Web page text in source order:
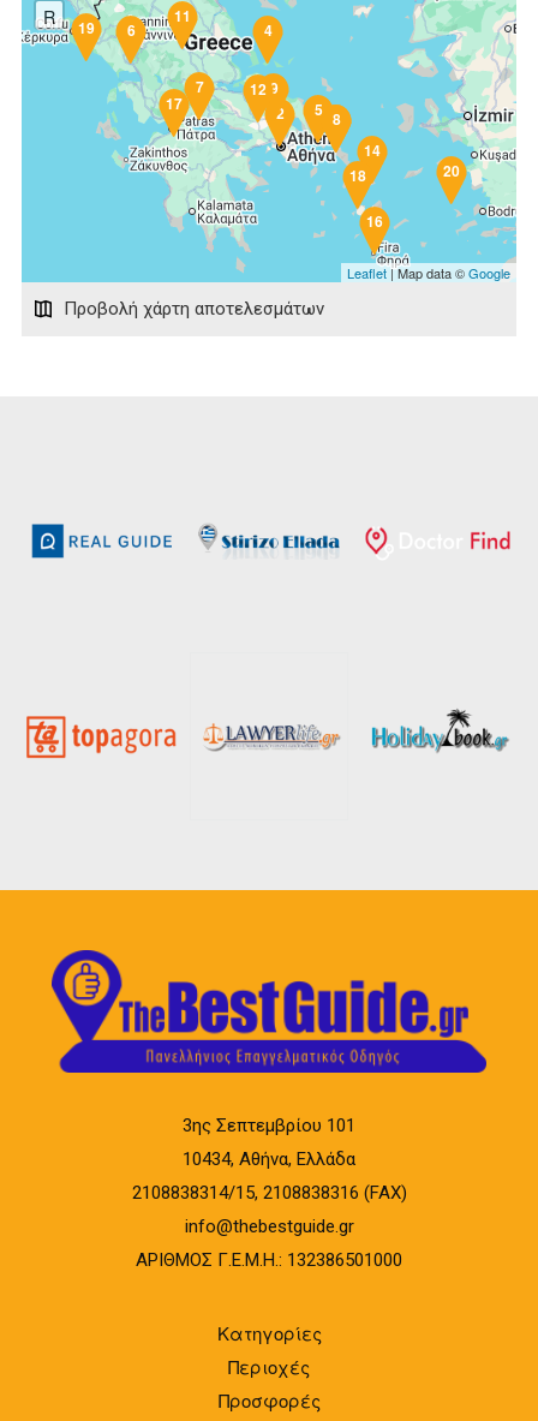
1
2
4
5
6
7
8
9
11
12
14
16
17
18
19
20
R
Leaflet| Map data ©Google
Προβολή χάρτη αποτελεσμάτων
3ης Σεπτεμβρίου 101
10434, Αθήνα, Ελλάδα
2108838314/15, 2108838316 (FAX)
info@thebestguide.gr
ΑΡΙΘΜΟΣ Γ.Ε.Μ.Η.: 132386501000
Κατηγορίες
Περιοχές
Προσφορές